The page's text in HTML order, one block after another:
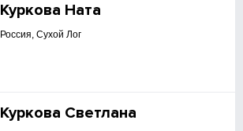
Куркова Ната
Россия, Сухой Лог
Куркова Светлана